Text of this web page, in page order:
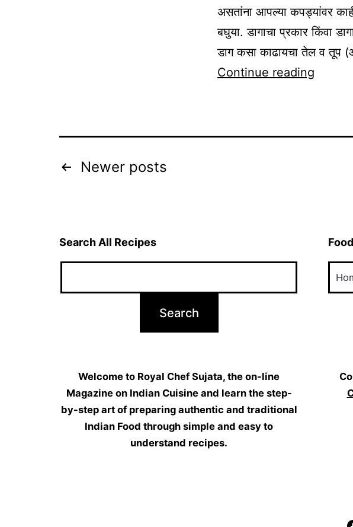
असतांना आपल्या कपड्यांवर
बघुया. डागाचा प्रकार किंवा
डाग कसा काढायचा तेल व तूप
Continue reading
कसे
Posts
Newer posts
Search All Recipes
Welcome to Royal Chef Sujata, the on-line
Magazine on Indian Cuisine and learn the step-
by-step art of preparing authentic and traditional
Indian Food through simple and easy to
understand recipes.